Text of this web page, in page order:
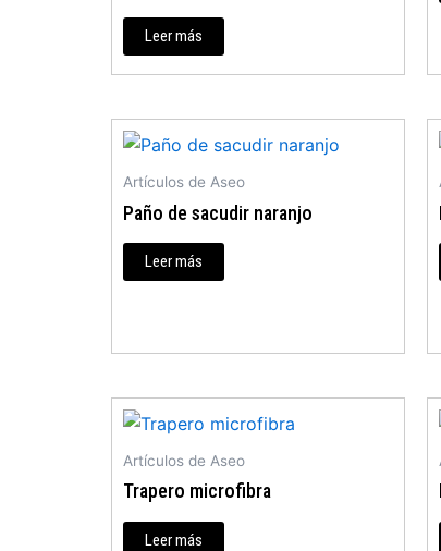
Leer más
Artículos de Aseo
Paño de sacudir naranjo
Leer más
Artículos de Aseo
Trapero microfibra
Leer más